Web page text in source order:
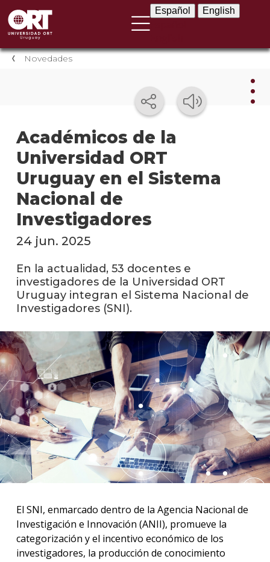
Español English
Novedades
Académicos de la
Universidad ORT
Uruguay en el Sistema
Nacional de
Investigadores
La
los
Blog
24 jun. 2025
En la actualidad, 53 docentes e
investigadores de la Universidad ORT
Uruguay integran el Sistema Nacional de
Investigadores (SNI).
El SNI, enmarcado dentro de la Agencia Nacional de
Investigación e Innovación (ANII), promueve la
categorización y el incentivo económico de los
investigadores, la producción de conocimiento